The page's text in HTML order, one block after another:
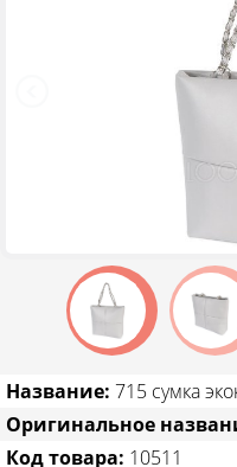
ТОВАРЫ СО СКИДКОЙ
Название: 715 сумка
Оригинальное
Код товара: 10511